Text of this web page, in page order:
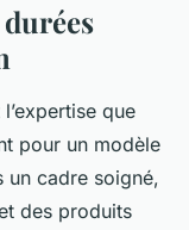
que
pour un modèle
un cadre soigné,
des produits